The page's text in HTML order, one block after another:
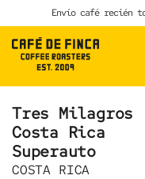
to
content
Envío café recién
Tres Milagros
Costa Rica
Superauto
COSTA RICA